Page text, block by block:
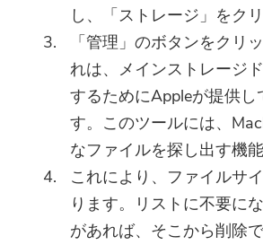
し、「ストレージ」をク
「管理」のボタンをクリ
れは、メインストレージ
するためにAppleが提供
す。このツールには、
なファイルを探し出す機能
これにより、ファイルサ
ります。リストに不要に
があれば、そこから削除